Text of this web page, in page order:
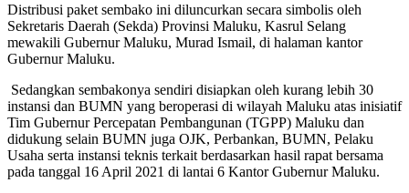
Distribusi paket sembako ini diluncurkan secara simbolis oleh
Sekretaris Daerah (Sekda) Provinsi Maluku, Kasrul Selang
mewakili Gubernur Maluku, Murad Ismail, di halaman kantor
Gubernur Maluku.
Sedangkan sembakonya sendiri disiapkan oleh kurang lebih 30
instansi dan BUMN yang beroperasi di wilayah Maluku atas inisiatif
Tim Gubernur Percepatan Pembangunan (TGPP) Maluku dan
didukung selain BUMN juga OJK, Perbankan, BUMN, Pelaku
Usaha serta instansi teknis terkait berdasarkan hasil rapat bersama
pada tanggal 16 April 2021 di lantai 6 Kantor Gubernur Maluku.